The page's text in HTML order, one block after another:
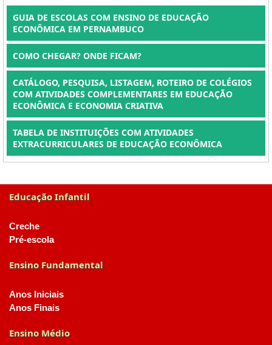
GUIA DE ESCOLAS COM ENSINO DE EDUCAÇÃO
ECONÔMICA EM PERNAMBUCO
COMO CHEGAR? ONDE FICAM?
CATÁLOGO, PESQUISA, LISTAGEM, ROTEIRO DE COLÉGIOS
COM ATIVIDADES COMPLEMENTARES EM EDUCAÇÃO
ECONÔMICA E ECONOMIA CRIATIVA
TABELA DE INSTITUIÇÕES COM ATIVIDADES
EXTRACURRICULARES DE EDUCAÇÃO ECONÔMICA
Educação Infantil
Creche
Pré-escola
Ensino Fundamental
Anos Iniciais
Anos Finais
Ensino Médio